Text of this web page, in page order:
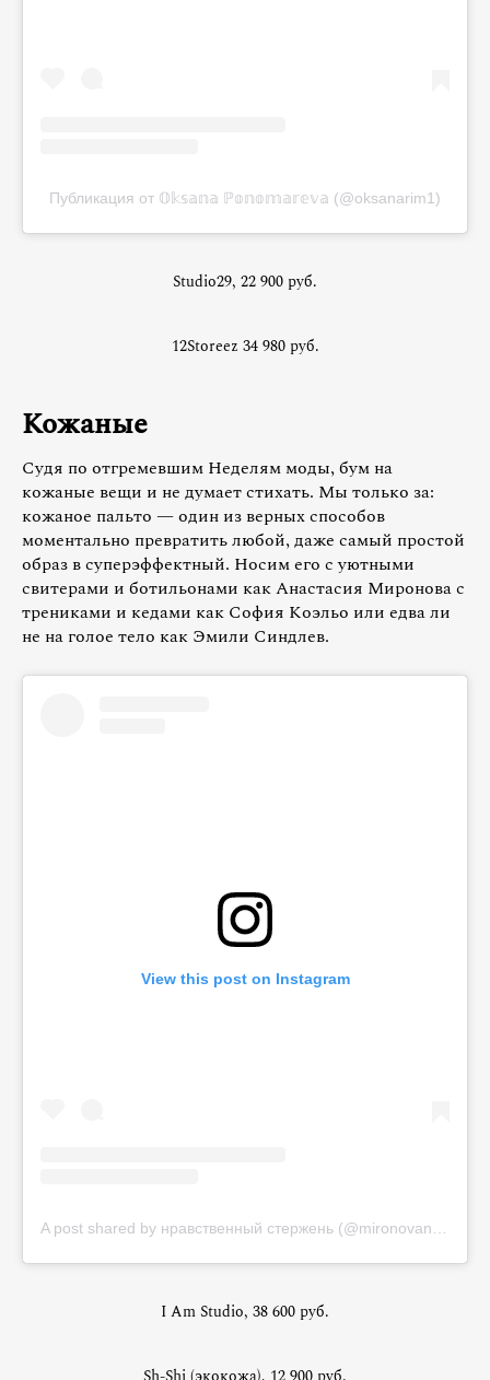
Публикация от 𝕆𝕜𝕤𝕒𝕟𝕒 ℙ𝕠𝕟𝕠𝕞𝕒𝕣𝕖𝕧𝕒 (@oksanarim1)
Studio29, 22 900 руб.
12Storeez 34 980 руб.
Кожаные
Судя по отгремевшим Неделям моды, бум на
кожаные вещи и не думает стихать. Мы только за:
кожаное пальто — один из верных способов
моментально превратить любой, даже самый простой
образ в суперэффектный. Носим его с уютными
свитерами и ботильонами как Анастасия Миронова с
трениками и кедами как София Коэльо или едва ли
не на голое тело как Эмили Синдлев.
View this post on Instagram
A post shared by нравственный стержень (@mironovanastasiia)
I Am Studio, 38 600 руб.